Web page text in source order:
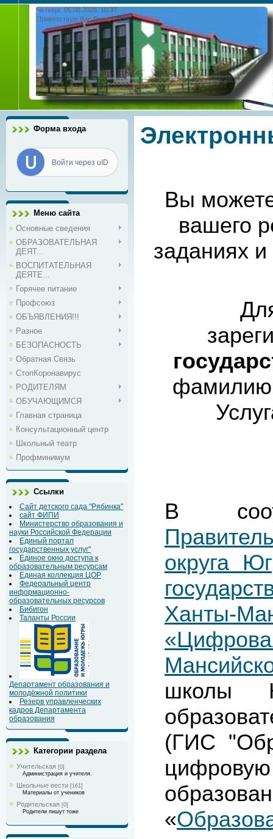
Четверг, 06.08.2026, 10:37
Приветствую Вас Гость|RSS
Форма входа
Войти через uID
Меню сайта
Основные сведения
ОБРАЗОВАТЕЛЬНАЯ
ДЕЯТ...
ВОСПИТАТЕЛЬНАЯ
ДЕЯТЕ...
Горячее питание
Профсоюз
ОБЪЯВЛЕНИЯ!!!
Разное
БЕЗОПАСНОСТЬ
Обратная Связь
СтопКоронавирус
РОДИТЕЛЯМ
ОБУЧАЮЩИМСЯ
Главная страница
Консультационный центр
Школьный театр
Профминимум
Ссылки
Сайт детского сада "Рябинка"
сайт ФИПИ
Министерство образования и
науки Российской Федерации
Единый портал
государственных услуг"
Единое окно доступа к
образовательным ресурсам
Единая коллекция ЦОР
Федеральный центр
информационно-
образовательных ресурсов
Бибигон
Таланты России
Департамент образования и
молодёжной политики
Резерв управленческих
кадров Департамента
образования
Категории раздела
Учительская [0]
Администрация и учителя.
Школьные вести [161]
Материалы от учеников
Родительская [0]
Родители пишут тоже
Вы
вашего
заданиях
В
округа
Ханты-
школы
(ГИС
«